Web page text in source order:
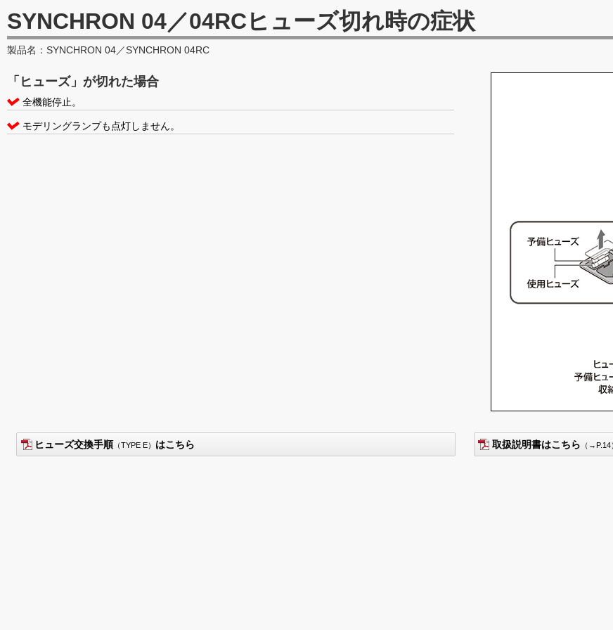
SYNCHRON 04／04RCヒューズ切れ時の症状
製品名：SYNCHRON 04／SYNCHRON 04RC
「ヒューズ」が切れた場合
全機能停止。
モデリングランプも点灯しません。
ヒューズ交換手順 （TYPE E） はこちら 取扱説明書はこちら （→P.14